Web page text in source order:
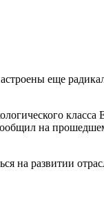
еще
на
на развитии